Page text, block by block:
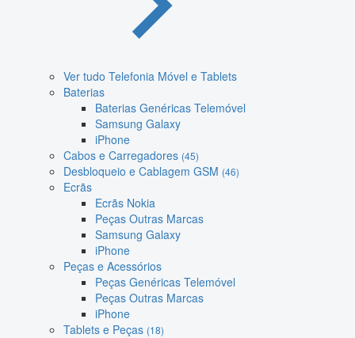
Ver tudo Telefonia Móvel e Tablets
Baterias
Baterias Genéricas Telemóvel
Samsung Galaxy
iPhone
Cabos e Carregadores (45)
Desbloqueio e Cablagem GSM (46)
Ecrãs
Ecrãs Nokia
Peças Outras Marcas
Samsung Galaxy
iPhone
Peças e Acessórios
Peças Genéricas Telemóvel
Peças Outras Marcas
iPhone
Tablets e Peças (18)